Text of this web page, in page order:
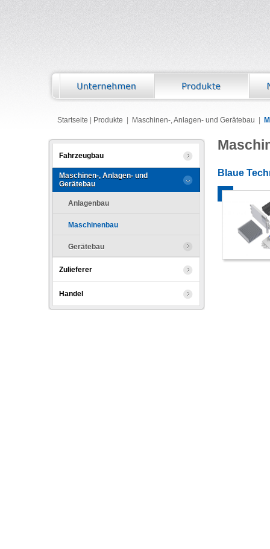
Startseite Produkte Maschinen-, Anlagen- und Gerätebau
Fahrzeugbau
Maschinen-, Anlagen- und
Gerätebau
Anlagenbau
Maschinenbau
Gerätebau
Zulieferer
Handel
Blaue